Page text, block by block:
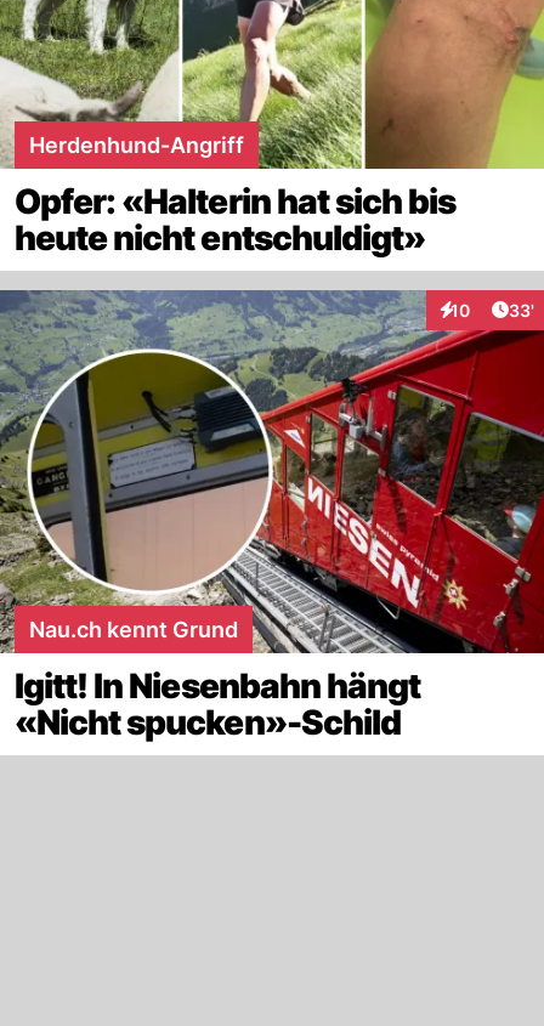
Herdenhund-Angriff
Opfer: «Halterin hat sich bis
heute nicht entschuldigt»
10
Interaktionen
33'
Nau.ch kennt Grund
Igitt! In Niesenbahn hängt
«Nicht spucken»-Schild